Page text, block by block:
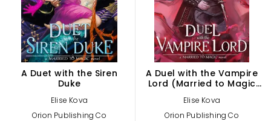
A Duet with the Siren
Duke
Elise Kova
Orion Publishing Co
A Duel with the Vampire
Lord (Married to Magic
Elise Kova
Orion Publishing Co